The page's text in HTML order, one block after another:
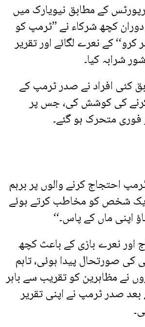
کے مطابق نیویارک میں
کچھ شرکاء نے ’’ٹرمپ کو
کرو‘‘ کے نعرے لگائے اور تقریر
شرابہ کیا۔
کئی افراد نے صدر ٹرمپ کے
کرنے کی کوشش کی، جس پر
فوری متحرک ہو گئے۔
احتجاج کرنے والوں پر برہم
ایک شخص کو مخاطب کرتے ہوئے
اپنی ماں کے پاس۔‘‘
اور نعرے بازی کے باعث کچھ
کی صورتحال پیدا ہوئی، تاہم
نے مظاہرین کو تقریب سے باہر
صدر ٹرمپ نے اپنی تقریر